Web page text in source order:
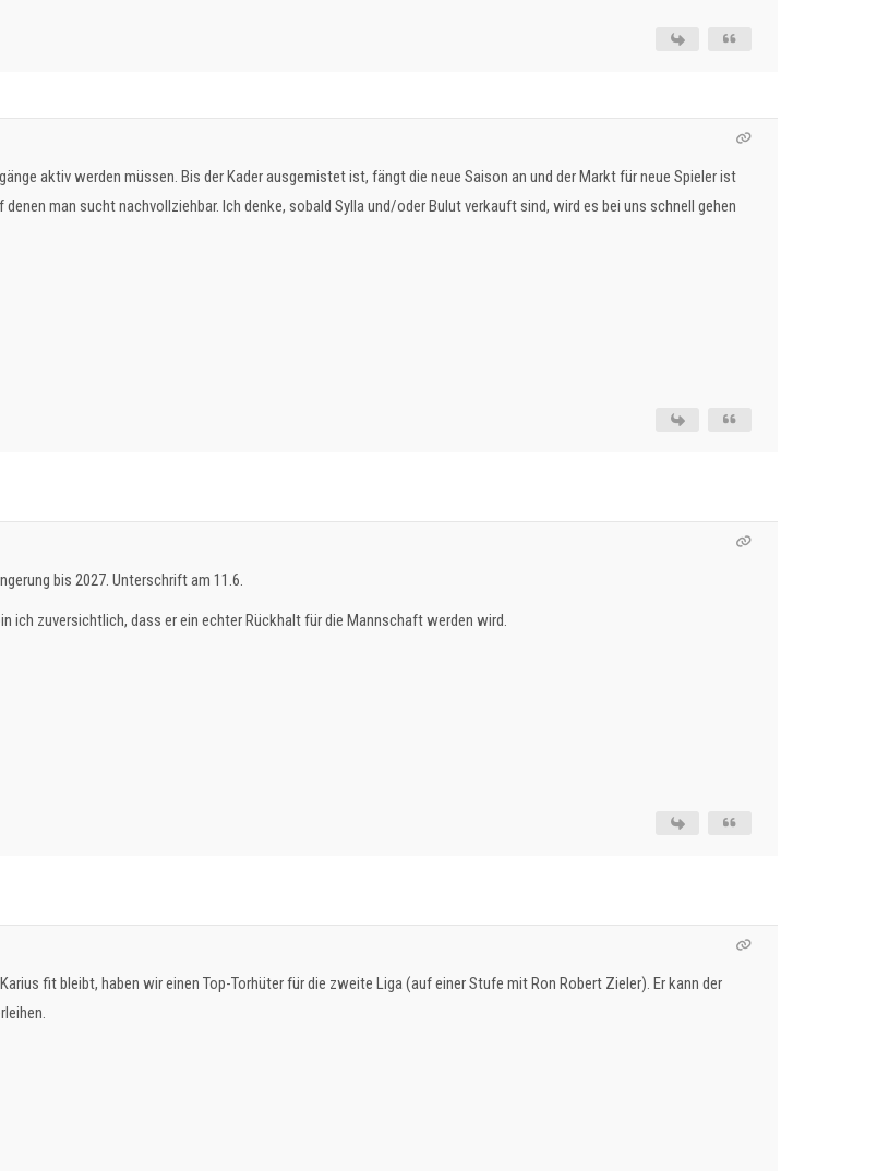
aktiv werden müssen. Bis der Kader ausgemistet ist, fängt die neue Saison an und der Markt für neue Spieler ist
man sucht nachvollziehbar. Ich denke, sobald Sylla und/oder Bulut verkauft sind, wird es bei uns schnell gehen
bis 2027. Unterschrift am 11.6.
ich zuversichtlich, dass er ein echter Rückhalt für die Mannschaft werden wird.
fit bleibt, haben wir einen Top-Torhüter für die zweite Liga (auf einer Stufe mit Ron Robert Zieler). Er kann der